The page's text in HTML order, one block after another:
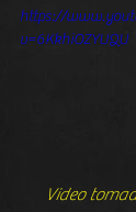
https://
v=6KkhiOZYUQU
Video